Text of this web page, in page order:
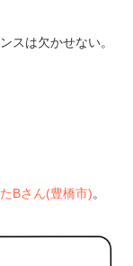
スは欠かせない。
Bさん(豊橋市)。